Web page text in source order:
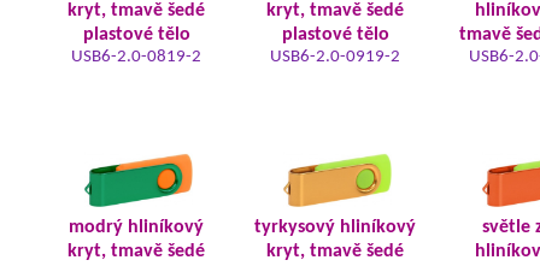
kryt, tmavě šedé
plastové tělo
USB6-2.0-0819-2
kryt, tmavě šedé
plastové tělo
USB6-2.0-0919-2
tmavě
USB6-
modrý hliníkový
kryt, tmavě šedé
tyrkysový hliníkový
kryt, tmavě šedé
světle